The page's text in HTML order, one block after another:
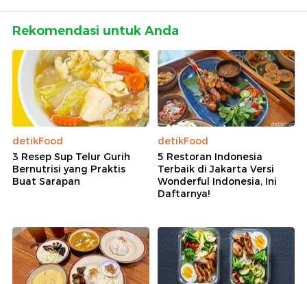
Rekomendasi untuk Anda
detikFood
3 Resep Sup Telur Gurih
Bernutrisi yang Praktis
Buat Sarapan
detikFood
5 Restoran Indonesia
Terbaik di Jakarta Versi
Wonderful Indonesia, Ini
Daftarnya!